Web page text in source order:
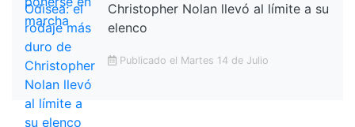
Christopher Nolan llevó al límite a su
elenco
Publicado el Martes 14 de Julio